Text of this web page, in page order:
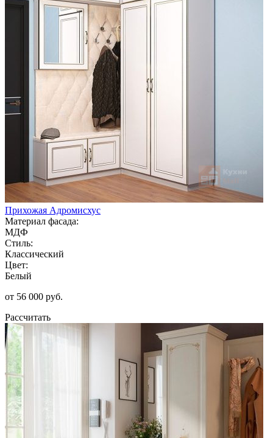
Прихожая Адромисхус
Материал фасада:
МДФ
Стиль:
Классический
Цвет:
Белый
от 56 000 руб.
Рассчитать